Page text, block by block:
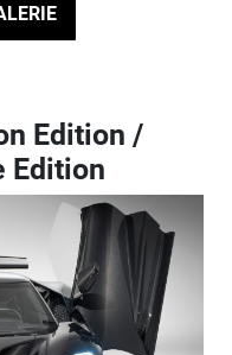
Edition /
Edition